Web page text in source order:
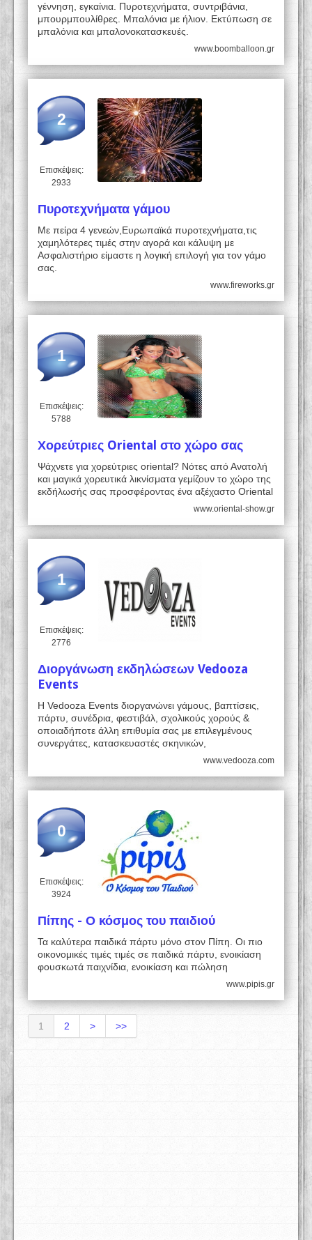
γέννηση, εγκαίνια. Πυροτεχνήματα, συντριβάνια,
μπουρμπουλίθρες. Μπαλόνια με ήλιον. Εκτύπωση σε
μπαλόνια και μπαλονοκατασκευές.
www.boomballoon.gr
2
Επισκέψεις:
2933
Πυροτεχνήματα γάμου
Με πείρα 4 γενεών,Ευρωπαϊκά πυροτεχνήματα,τις
χαμηλότερες τιμές στην αγορά και κάλυψη με
Ασφαλιστήριο είμαστε η λογική επιλογή για τον γάμο
σας.
www.fireworks.gr
1
Επισκέψεις:
5788
Χορεύτριες Oriental στο χώρο σας
Ψάχνετε για χορεύτριες oriental? Νότες από Ανατολή
και μαγικά χορευτικά λικνίσματα γεμίζουν το χώρο της
εκδήλωσής σας προσφέροντας ένα αξέχαστο Oriental
www.oriental-show.gr
1
Επισκέψεις:
2776
Διοργάνωση εκδηλώσεων Vedooza
Events
Η Vedooza Events διοργανώνει γάμους, βαπτίσεις,
πάρτυ, συνέδρια, φεστιβάλ, σχολικούς χορούς &
οποιαδήποτε άλλη επιθυμία σας με επιλεγμένους
συνεργάτες, κατασκευαστές σκηνικών,
www.vedooza.com
0
Επισκέψεις:
3924
Πίπης - Ο κόσμος του παιδιού
Τα καλύτερα παιδικά πάρτυ μόνο στον Πίπη. Οι πιο
οικονομικές τιμές τιμές σε παιδικά πάρτυ, ενοικίαση
φουσκωτά παιχνίδια, ενοικίαση και πώληση
www.pipis.gr
1 2 > >>